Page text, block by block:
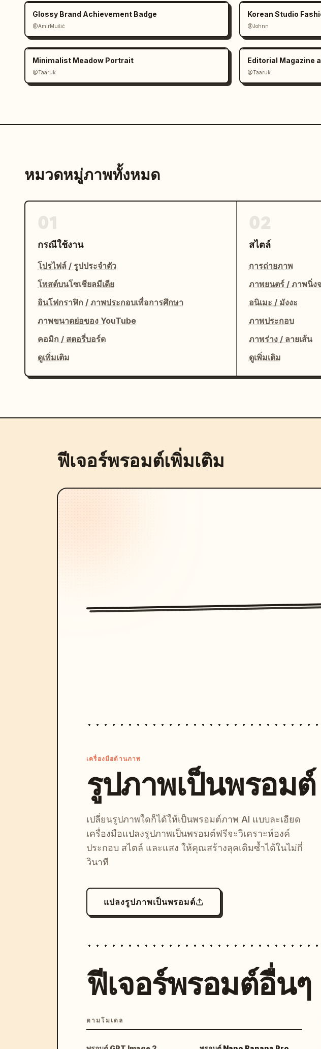
Glossy Brand Achievement Badge
@AmirMušić
Korean Studio
@Johnn
Minimalist Meadow Portrait
@Taaruk
Editorial Magazine
@Taaruk
หมวดหมู่ภาพทั้งหมด
กรณีใช้งาน
โปรไฟล์ / รูปประจำตัว
โพสต์บนโซเชียลมีเดีย
อินโฟกราฟิก / ภาพประกอบเพื่อการศึกษา
ภาพขนาดย่อของ YouTube
คอมิก / สตอรี่บอร์ด
ดูเพิ่มเติม
สไตล์
การถ่ายภาพ
ภาพยนตร์ / ภาพนิ่ง
อนิเมะ / มังงะ
ภาพประกอบ
ภาพร่าง / ลายเส้น
ดูเพิ่มเติม
ฟีเจอร์พรอมต์เพิ่มเติม
เครื่องมือด้านภาพ
รูปภาพเป็นพรอมต์
เปลี่ยนรูปภาพใดก็ได้ให้เป็นพรอมต์ภาพ AI แบบละเอียด
เครื่องมือแปลงรูปภาพเป็นพรอมต์ฟรีจะวิเคราะห์องค์
ประกอบ สไตล์ และแสง ให้คุณสร้างลุคเดิมซ้ำได้ในไม่กี่
วินาที
แปลงรูปภาพเป็นพรอมต์
ฟีเจอร์พรอมต์อื่นๆ
ตามโมเดล